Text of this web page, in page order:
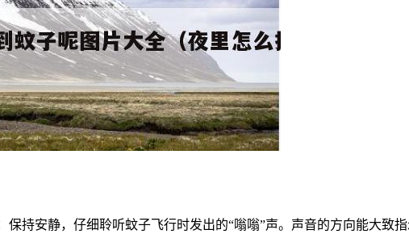
持安静，仔细聆听蚊子飞行时发出的“嗡嗡”声。声音的方向能大致